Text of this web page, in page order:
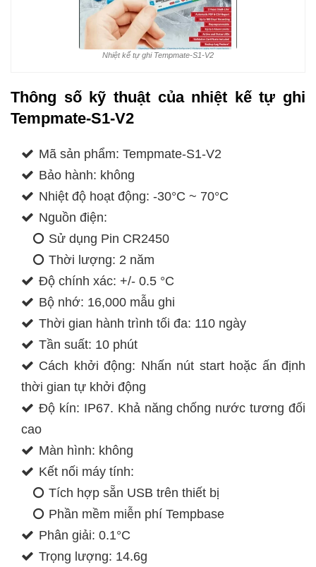
Nhiệt kế tự ghi Tempmate-S1-V2
Thông số kỹ thuật của nhiệt kế tự ghi
Tempmate-S1-V2
Mã sản phẩm: Tempmate-S1-V2
Bảo hành: không
Nhiệt độ hoạt động: -30°C ~ 70°C
Nguồn điện:
Sử dụng Pin CR2450
Thời lượng: 2 năm
Độ chính xác: +/- 0.5 °C
Bộ nhớ: 16,000 mẫu ghi
Thời gian hành trình tối đa: 110 ngày
Tần suất: 10 phút
Cách khởi động: Nhấn nút start hoặc ấn định
thời gian tự khởi động
Độ kín: IP67. Khả năng chống nước tương đối
cao
Màn hình: không
Kết nối máy tính:
Tích hợp sẵn USB trên thiết bị
Phần mềm miễn phí Tempbase
Phân giải: 0.1°C
Trọng lượng: 14.6g